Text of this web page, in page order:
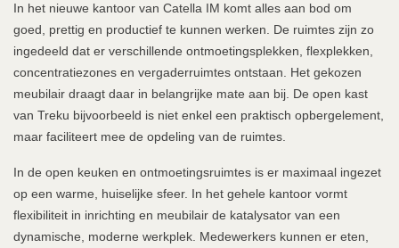
In het nieuwe kantoor van Catella IM komt alles aan bod om
goed, prettig en productief te kunnen werken. De ruimtes zijn zo
ingedeeld dat er verschillende ontmoetingsplekken, flexplekken,
concentratiezones en vergaderruimtes ontstaan. Het gekozen
meubilair draagt daar in belangrijke mate aan bij. De open kast
van Treku bijvoorbeeld is niet enkel een praktisch opbergelement,
maar faciliteert mee de opdeling van de ruimtes.
In de open keuken en ontmoetingsruimtes is er maximaal ingezet
op een warme, huiselijke sfeer. In het gehele kantoor vormt
flexibiliteit in inrichting en meubilair de katalysator van een
dynamische, moderne werkplek. Medewerkers kunnen er eten,